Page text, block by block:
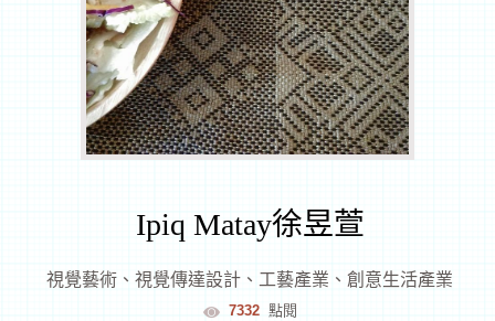
Ipiq Matay徐昱萱
視覺藝術 、 視覺傳達設計 、 工藝產業 、 創意生活產業
7332 點閱